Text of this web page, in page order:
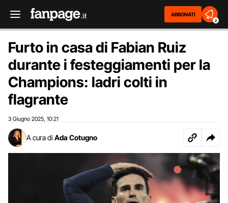
ABBONATI
2
Furto in casa di Fabian Ruiz
durante i festeggiamenti per la
Champions: ladri colti in
flagrante
3 Giugno 2025 10:21
A cura di Ada Cotugno